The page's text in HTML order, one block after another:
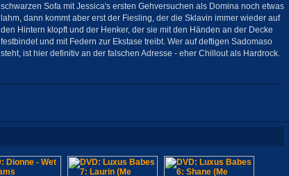
schwarzen Sofa mit Jessica's ersten Gehversuchen als Domina noch etwas
lahm, dann kommt aber erst der Fiesling, der die Sklavin immer wieder auf
den Hintern klopft und der Henker, der sie mit den Händen an der Decke
festbindet und mit Federn zur Ekstase treibt. Wer auf deftigen Sadomaso
steht, ist hier definitiv an der falschen Adresse - eher Chillout als Hardrock.